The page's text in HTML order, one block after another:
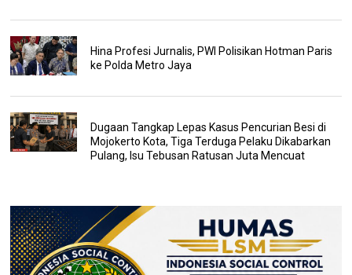
Hina Profesi Jurnalis, PWI Polisikan Hotman Paris
ke Polda Metro Jaya
Dugaan Tangkap Lepas Kasus Pencurian Besi di
Mojokerto Kota, Tiga Terduga Pelaku Dikabarkan
Pulang, Isu Tebusan Ratusan Juta Mencuat